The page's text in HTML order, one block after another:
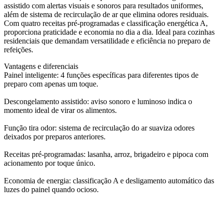
assistido com alertas visuais e sonoros para resultados uniformes,
além de sistema de recirculação de ar que elimina odores residuais.
Com quatro receitas pré-programadas e classificação energética A,
proporciona praticidade e economia no dia a dia. Ideal para cozinhas
residenciais que demandam versatilidade e eficiência no preparo de
refeições.
Vantagens e diferenciais
Painel inteligente: 4 funções específicas para diferentes tipos de
preparo com apenas um toque.
Descongelamento assistido: aviso sonoro e luminoso indica o
momento ideal de virar os alimentos.
Função tira odor: sistema de recirculação do ar suaviza odores
deixados por preparos anteriores.
Receitas pré-programadas: lasanha, arroz, brigadeiro e pipoca com
acionamento por toque único.
Economia de energia: classificação A e desligamento automático das
luzes do painel quando ocioso.